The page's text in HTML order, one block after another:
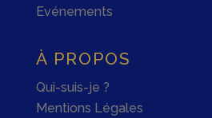
Evénements
À PROPOS
Qui-suis-je ?
Mentions Légales